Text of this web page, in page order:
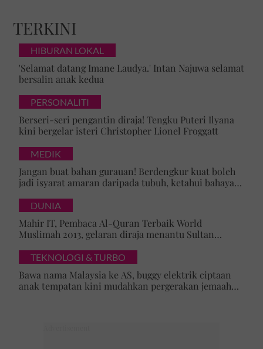
TERKINI
HIBURAN LOKAL
'Selamat datang Imane Laudya.' Intan Najuwa selamat
bersalin anak kedua
PERSONALITI
Berseri-seri pengantin diraja! Tengku Puteri Ilyana
kini bergelar isteri Christopher Lionel Froggatt
MEDIK
Jangan buat bahan gurauan! Berdengkur kuat boleh
jadi isyarat amaran daripada tubuh, ketahui bahaya
DUNIA
Mahir IT, Pembaca Al-Quran Terbaik World
Muslimah 2013, gelaran diraja menantu Sultan
merta
TEKNOLOGI & TURBO
Bawa nama Malaysia ke AS, buggy elektrik ciptaan
anak tempatan kini mudahkan pergerakan jemaah